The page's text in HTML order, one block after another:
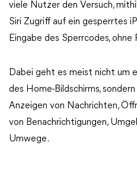
viele Nutzer den Versuch,
Siri Zugriff auf ein gesperrtes
Eingabe des Sperrcodes,
Dabei geht es meist nicht um
des Home-Bildschirms,
Anzeigen von Nachrichten,
von Benachrichtigungen,
Umwege.